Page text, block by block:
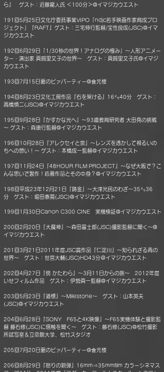
ら』 ゲスト：近藤龍人氏 ＜100分＞@イマジカウエスト
191回5月25日文化庁委託事業VIPO「ndjc若手映画作家育成プロ
ジェクト」『RAFT』ゲスト：三宅伸行監督/宝性良成(JSC)@イマ
ジカウエスト
192回6月29日「1/30秒の世界！アナログの極み」～人形アニメー
ター・演出家 真賀里文子の世界～ ゲスト：真賀里文子氏@イマジ
カウエスト
193回7月15日夏のビァパーティー@會元楼
194回8月23日文化工房作品『石を架ける』16㍉40分 ゲスト：
高橋慎二(JSC)@イマジカウエスト
195回9月28日『かすかな光へ』～93歳教育研究者 大田堯の挑戦
～ ゲスト：森康行監督@イマジカウエスト
196回10月28日『アレクセイと泉』～レンズを透かして視るいの
ちへの想い！～ ゲスト：本橋成一監督@イマジカウエスト
197回11月24日『48HOUR FILM PROJECT』～なぜ大阪で？こ
んな思いで製作！応募作品とその中身？@イマジカウエスト
198回平成23年12月21日『鋳金』～大澤光民のわざ～35㍉36
分 ゲスト：堀田泰寛(JSC)@イマジカウエスト
199回1月30日Canon C300 CINE 実機検証@イマジカウエスト
200回2月20日『大魔神』～森田富士郎(JSC)撮影監督に聞く～@
イマジカウエスト
201回3月21日2011年度JSC賞作品『仁淀川』～知られざる青の
世界～ ゲスト：世宮大輔(JSC)HD43分＠イマジカウエスト
202回4月27日『傍 かたわら』～3月11日からの旅～ 2012年度
いせフィルム作品 ゲスト：伊勢真一監督@イマジカウエスト
203回5月23日『道標』～Milestone～ ゲスト：山本英夫
(JSC)@イマジカウエスト
204回6月28日『SONY F65と4K映像』～F65実機体験と撮影監
督 藤石修(JSC)に感触を聞く～ ゲスト：藤石修(JSC)@松竹撮影
所試写室＆立命館大学、松竹スタジオ
205回7月20日夏のビァパーティー@會元楼
206回8月29日『怒りの銃弾』16mm⇒35mmfilm カラーシネマス